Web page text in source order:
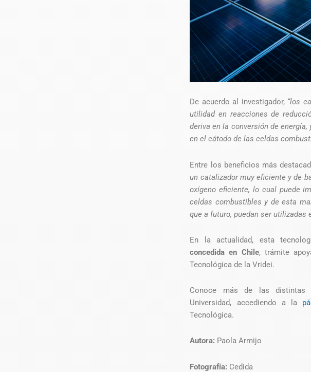
De acuerdo al investigador, “los
utilidad en reacciones de
deriva en la conversión de
en el cátodo de las celdas
Entre los beneficios más
un catalizador muy eficiente y de
oxígeno eficiente, lo cual puede
celdas combustibles y de esta
que a futuro, puedan ser utilizadas
En la actualidad, esta
concedida en Chile, trámite
Tecnológica de la Vridei.
Conoce más de las distintas
Universidad, accediendo a la
Tecnológica.
Autora: Paola Armijo
Fotografía: Cedida